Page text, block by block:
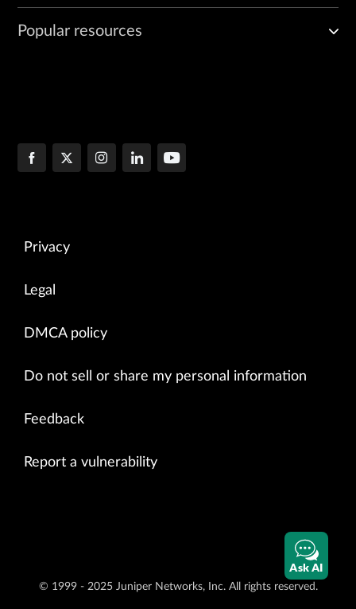
Popular resources
Privacy
Legal
DMCA policy
Do not sell or share my personal information
Feedback
Report a vulnerability
© 1999 - 2025 Juniper Networks, Inc. All rights reserved.
Ask AI